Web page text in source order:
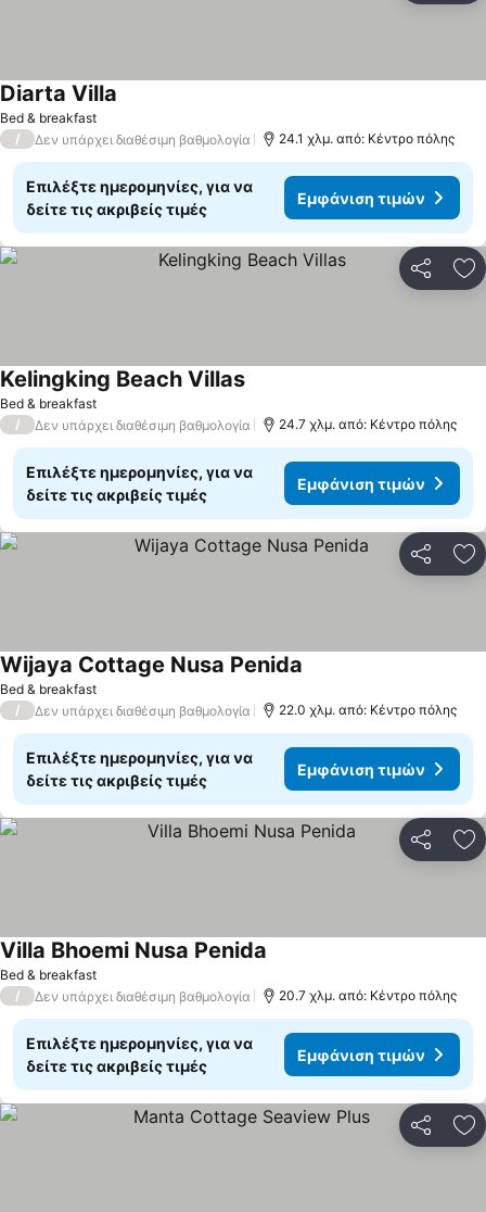
Bed & breakfast
Diarta Villa
/ Δεν υπάρχει διαθέσιμη βαθμολογία 24.1 χλμ. από: Κέντρο πόλης
Επιλέξτε ημερομηνίες, για να
δείτε τις ακριβείς τιμές
Εμφάνιση τιμών
Bed & breakfast
Kelingking Beach Villas
/ Δεν υπάρχει διαθέσιμη βαθμολογία 24.7 χλμ. από: Κέντρο πόλης
Επιλέξτε ημερομηνίες, για να
δείτε τις ακριβείς τιμές
Εμφάνιση τιμών
Bed & breakfast
Wijaya Cottage Nusa Penida
/ Δεν υπάρχει διαθέσιμη βαθμολογία 22.0 χλμ. από: Κέντρο πόλης
Επιλέξτε ημερομηνίες, για να
δείτε τις ακριβείς τιμές
Εμφάνιση τιμών
Bed & breakfast
Villa Bhoemi Nusa Penida
/ Δεν υπάρχει διαθέσιμη βαθμολογία 20.7 χλμ. από: Κέντρο πόλης
Επιλέξτε ημερομηνίες, για να
δείτε τις ακριβείς τιμές
Εμφάνιση τιμών